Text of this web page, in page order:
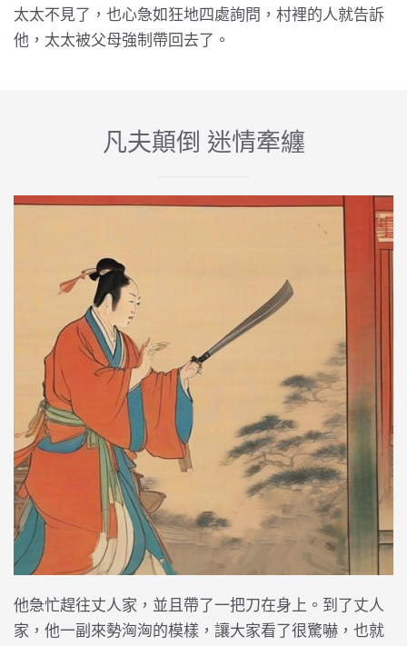
太太不見了，也心急如狂地四處詢問，村裡的人就告訴
他，太太被父母強制帶回去了。
凡夫顛倒 迷情牽纏
他急忙趕往丈人家，並且帶了一把刀在身上。到了丈人
家，他一副來勢洶洶的模樣，讓大家看了很驚嚇，也就